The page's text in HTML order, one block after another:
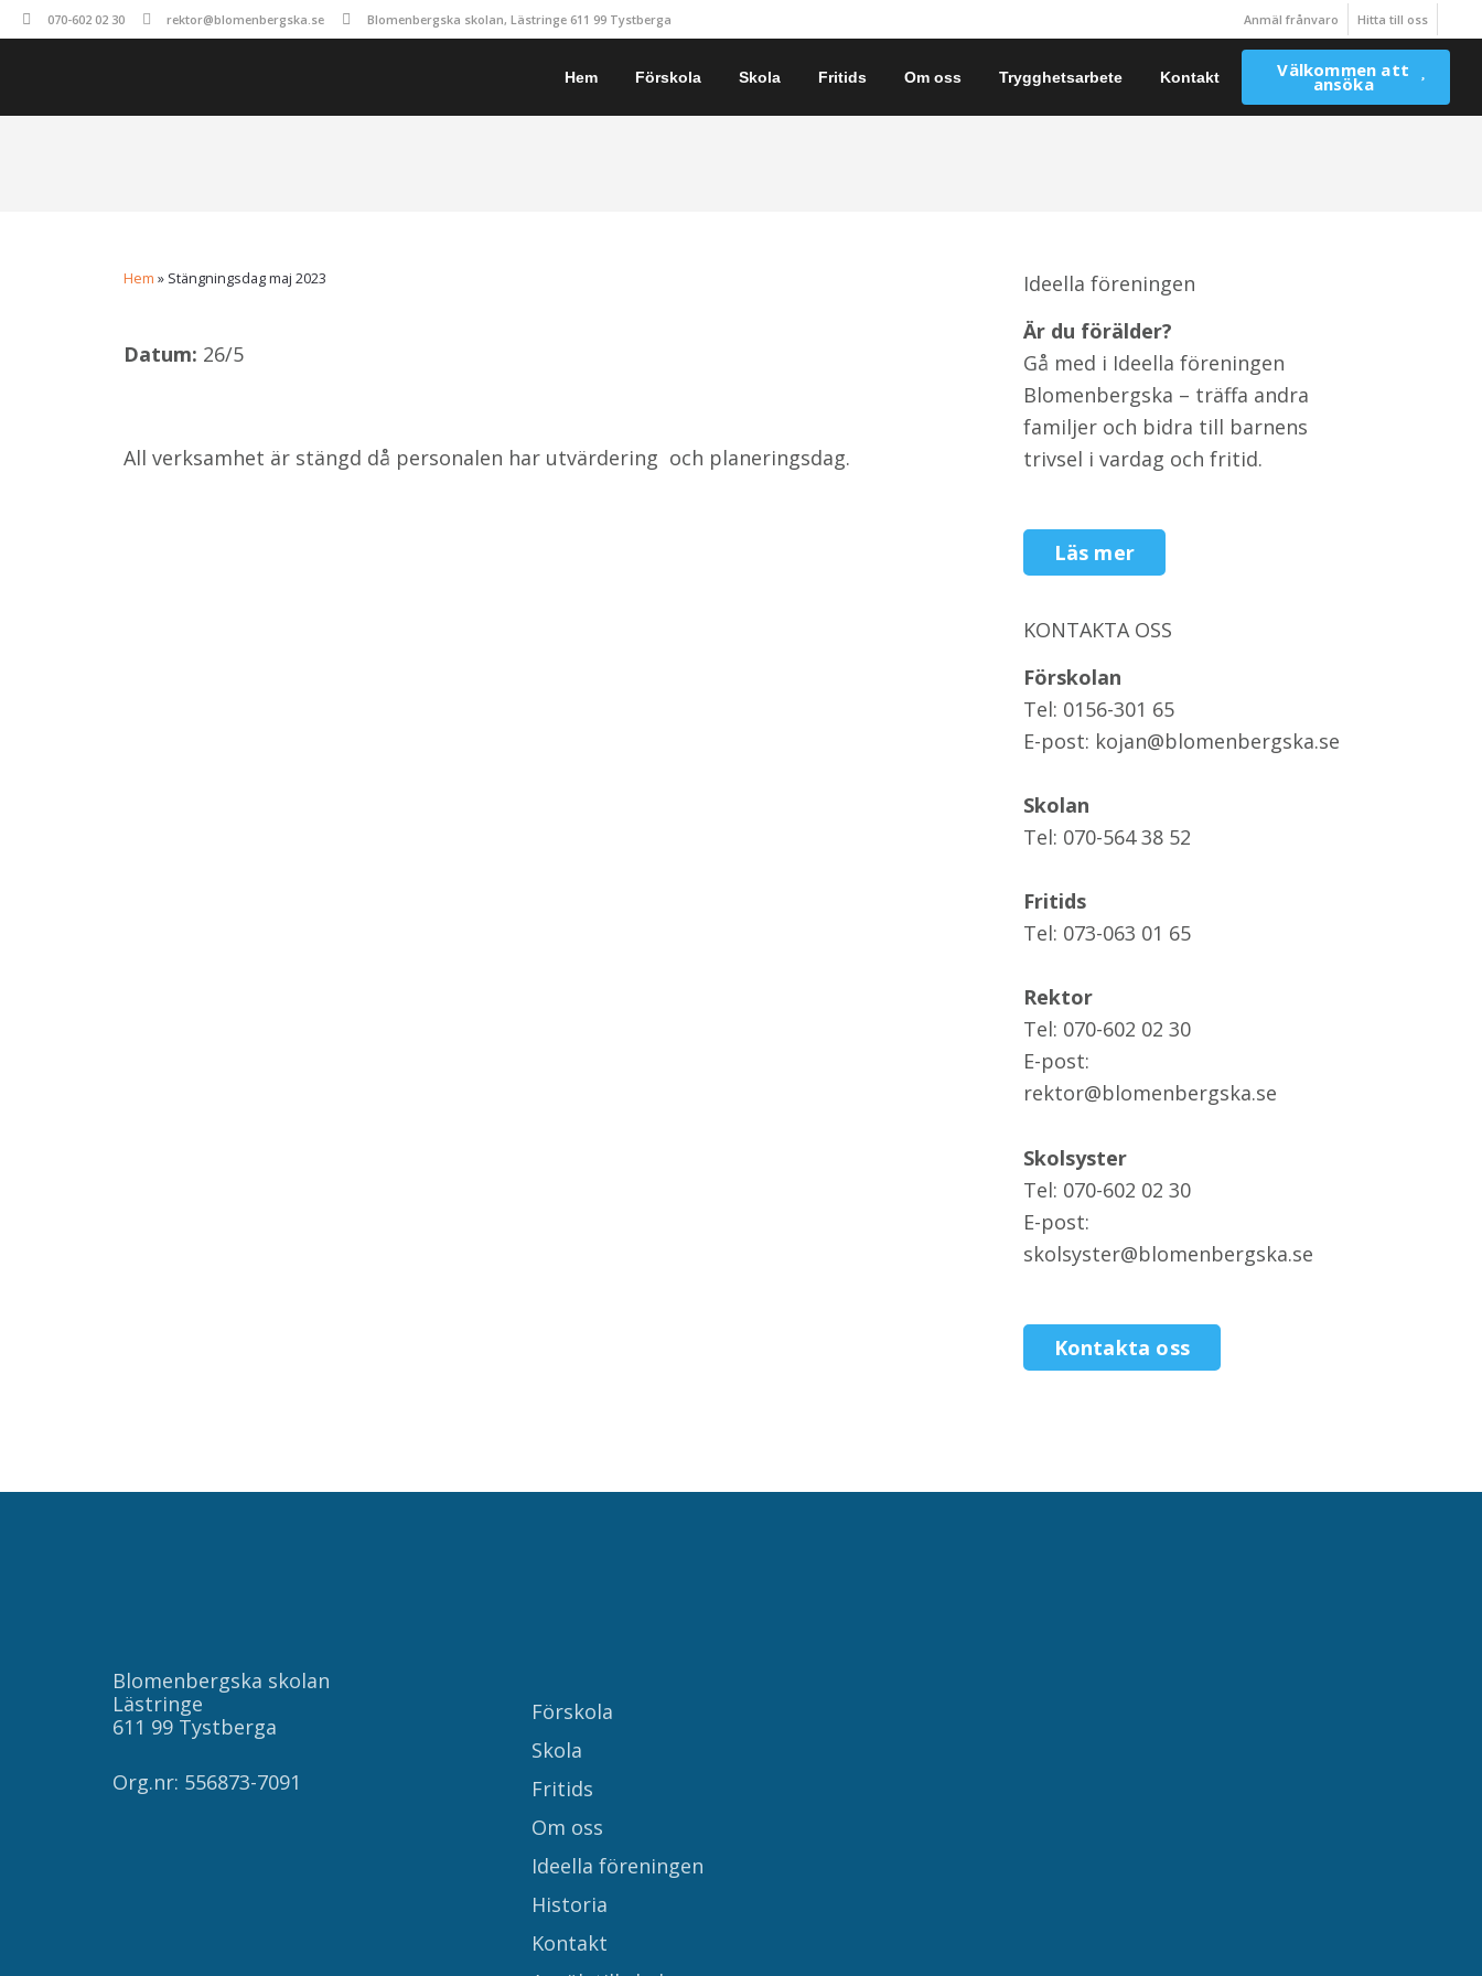
070-602 02 30 rektor@blomenbergska.se Blomenbergska skolan, Lästringe 611 99 Tystberga Anmäl frånvaro Hitta till oss
Hem Förskola Skola Fritids Om oss Trygghetsarbete Kontakt Välkommen att
ansöka
Hem » Stängningsdag maj 2023
Datum: 26/5
All verksamhet är stängd då personalen har utvärdering och planeringsdag.
Ideella föreningen
Är du förälder?
Gå med i Ideella föreningen
Blomenbergska – träffa andra
familjer och bidra till barnens
trivsel i vardag och fritid.
Läs mer
KONTAKTA OSS
Förskolan
Tel: 0156-301 65
E-post: kojan@blomenbergska.se
Skolan
Tel: 070-564 38 52
Fritids
Tel: 073-063 01 65
Rektor
Tel: 070-602 02 30
E-post:
rektor@blomenbergska.se
Skolsyster
Tel: 070-602 02 30
E-post:
skolsyster@blomenbergska.se
Kontakta oss
Blomenbergska skolan
Lästringe
611 99 Tystberga
Org.nr: 556873-7091
Förskola
Skola
Fritids
Om oss
Ideella föreningen
Historia
Kontakt